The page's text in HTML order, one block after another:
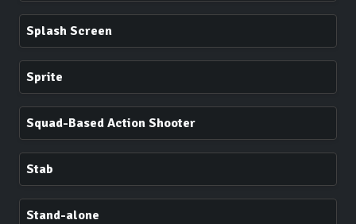
Splash Screen
Sprite
Squad-Based Action Shooter
Stab
Stand-alone